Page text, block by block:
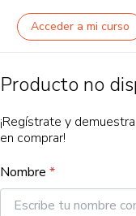
Acceder a mi curso
Producto no
¡Regístrate y
en comprar!
Nombre *